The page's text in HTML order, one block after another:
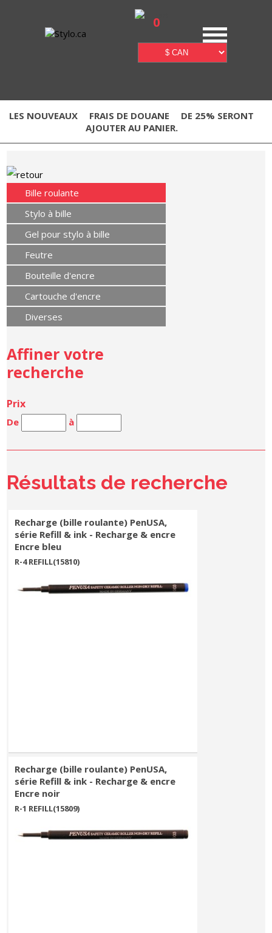
0
LES NOUVEAUX FRAIS DE DOUANE
DE 25% SERONT
AJOUTER AU PANIER.
Bille roulante
Stylo à bille
Gel pour stylo à bille
Feutre
Bouteille d'encre
Cartouche d'encre
Diverses
Affiner votre
recherche
Prix
De à
Résultats de recherche
Recharge (bille roulante) PenUSA,
série Refill & ink - Recharge & encre
Encre bleu
R-4 REFILL(15810)
Recharge (bille roulante) PenUSA,
série Refill & ink - Recharge & encre
Encre noir
R-1 REFILL(15809)